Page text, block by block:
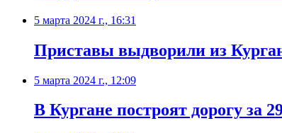
5 марта 2024 г., 16:31
Приставы выдворили из
5 марта 2024 г., 12:09
В Кургане построят дорогу за